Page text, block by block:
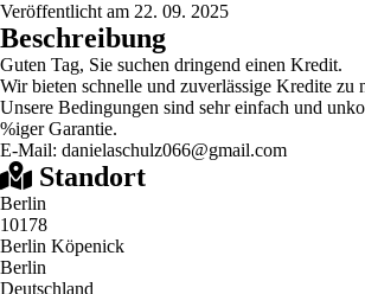
Veröffentlicht am 22. 09. 2025
Beschreibung
Guten Tag, Sie suchen dringend einen Kredit.
Wir bieten schnelle und zuverlässige Kredite zu
Unsere Bedingungen sind sehr einfach und
%iger Garantie.
E-Mail: danielaschulz066@gmail.com
Standort
Berlin
10178
Berlin Köpenick
Berlin
Deutschland